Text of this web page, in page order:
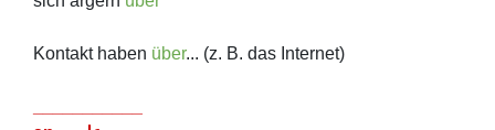
Kontakt haben über... (z. B. das Internet)